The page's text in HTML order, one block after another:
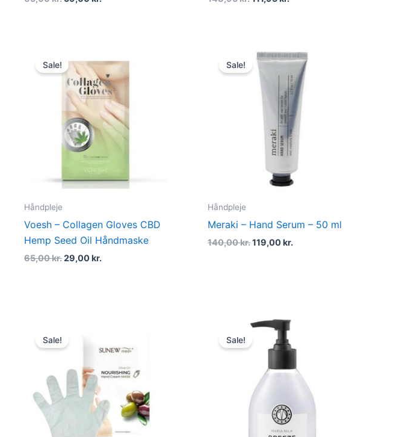
Sale!
Håndpleje
Voesh – Collagen Gloves CBD
Hemp Seed Oil Håndmaske
65,00kr.
price
was:
65,00 kr..
29,00kr.
price
29,00 kr..
Sale!
Håndpleje
Meraki – Hand Serum – 50 ml
140,00kr.
price
was:
140,00 kr..
119,00kr.
price
is:
119,00 kr..
Sale!
was:
49,00 kr..
is:
29,00 kr..
Sale!
Original
was:
Current
is: